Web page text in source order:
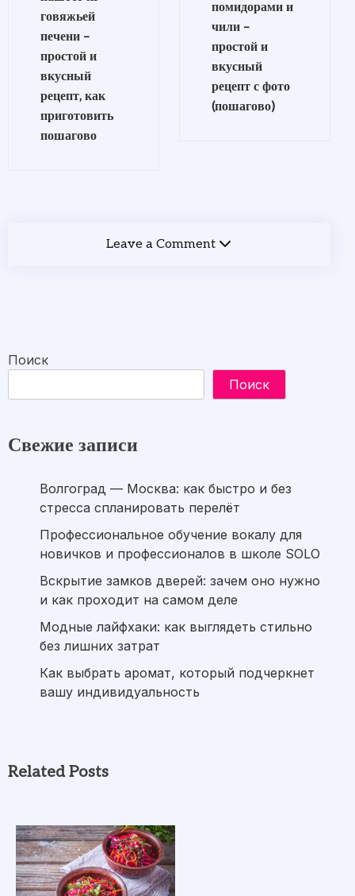
говяжьей
печени –
простой и
вкусный
рецепт, как
приготовить
пошагово
помидорами и
чили –
простой и
вкусный
рецепт с фото
(пошагово)
Leave a Comment
Поиск
Поиск
Свежие записи
Волгоград — Москва: как быстро и без
стресса спланировать перелёт
Профессиональное обучение вокалу для
новичков и профессионалов в школе SOLO
Вскрытие замков дверей: зачем оно нужно
и как проходит на самом деле
Модные лайфхаки: как выглядеть стильно
без лишних затрат
Как выбрать аромат, который подчеркнет
вашу индивидуальность
Related Posts